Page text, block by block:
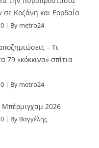
Κοζάνη και Εορδαία
By metro24
– Τι
79 «κόκκινα» σπίτια
By metro24
2026
By Βαγγέλης